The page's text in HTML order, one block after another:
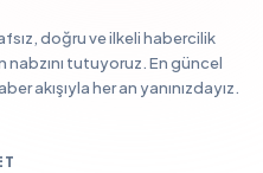
doğru ve ilkeli habercilik
nabzını tutuyoruz. En güncel
akışıyla her an yanınızdayız.